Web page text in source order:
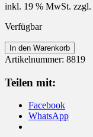
inkl. 19 % MwSt. zzgl.
Verfügbar
Armband
925
mit
Zirkonia
Menge
In den Warenkorb
Artikelnummer: 8819
Teilen mit:
Facebook
WhatsApp